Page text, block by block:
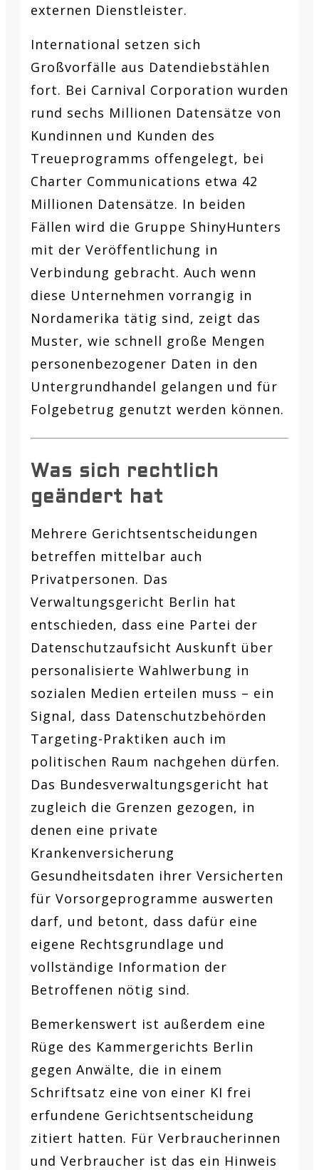
externen Dienstleister.
International setzen sich
Großvorfälle aus Datendiebstählen
fort. Bei Carnival Corporation wurden
rund sechs Millionen Datensätze von
Kundinnen und Kunden des
Treueprogramms offengelegt, bei
Charter Communications etwa 42
Millionen Datensätze. In beiden
Fällen wird die Gruppe ShinyHunters
mit der Veröffentlichung in
Verbindung gebracht. Auch wenn
diese Unternehmen vorrangig in
Nordamerika tätig sind, zeigt das
Muster, wie schnell große Mengen
personenbezogener Daten in den
Untergrundhandel gelangen und für
Folgebetrug genutzt werden können.
Was sich rechtlich
geändert hat
Mehrere Gerichtsentscheidungen
betreffen mittelbar auch
Privatpersonen. Das
Verwaltungsgericht Berlin hat
entschieden, dass eine Partei der
Datenschutzaufsicht Auskunft über
personalisierte Wahlwerbung in
sozialen Medien erteilen muss – ein
Signal, dass Datenschutzbehörden
Targeting-Praktiken auch im
politischen Raum nachgehen dürfen.
Das Bundesverwaltungsgericht hat
zugleich die Grenzen gezogen, in
denen eine private
Krankenversicherung
Gesundheitsdaten ihrer Versicherten
für Vorsorgeprogramme auswerten
darf, und betont, dass dafür eine
eigene Rechtsgrundlage und
vollständige Information der
Betroffenen nötig sind.
Bemerkenswert ist außerdem eine
Rüge des Kammergerichts Berlin
gegen Anwälte, die in einem
Schriftsatz eine von einer KI frei
erfundene Gerichtsentscheidung
zitiert hatten. Für Verbraucherinnen
und Verbraucher ist das ein Hinweis